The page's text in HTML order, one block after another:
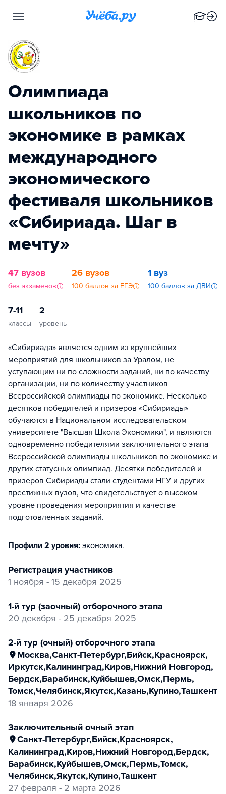
Олимпиада
школьников по
экономике в рамках
международного
экономического
фестиваля школьников
«Сибириада. Шаг в
мечту»
47 вузов
без экзаменов
26 вузов
100 баллов за ЕГЭ
1 вуз
100 баллов за ДВИ
7-11
классы
2
уровень
«Сибириада» является одним из крупнейших
мероприятий для школьников за Уралом, не
уступающим ни по сложности заданий, ни по качеству
организации, ни по количеству участников
Всероссийской олимпиады по экономике. Несколько
десятков победителей и призеров «Сибириады»
обучаются в Национальном исследовательском
университете "Высшая Школа Экономики", и являются
одновременно победителями заключительного этапа
Всероссийской олимпиады школьников по экономике и
других статусных олимпиад. Десятки победителей и
призеров Сибириады стали студентами НГУ и других
престижных вузов, что свидетельствует о высоком
уровне проведения мероприятия и качестве
подготовленных заданий.
Профили 2 уровня: экономика.
регистрация участников
1 ноября - 15 декабря 2025
1-й тур (заочный) отборочного этапа
20 декабря - 25 декабря 2025
2-й тур (очный) отборочного этапа
Москва,Санкт-Петербург,Бийск,Красноярск,
Иркутск,Калининград,Киров,Нижний Новгород,
Бердск,Барабинск,Куйбышев,Омск,Пермь,
Томск,Челябинск,Якутск,Казань,Купино,Ташкент
18 января 2026
заключительный очный этап
Санкт-Петербург,Бийск,Красноярск,
Калининград,Киров,Нижний Новгород,Бердск,
Барабинск,Куйбышев,Омск,Пермь,Томск,
Челябинск,Якутск,Купино,Ташкент
27 февраля - 2 марта 2026